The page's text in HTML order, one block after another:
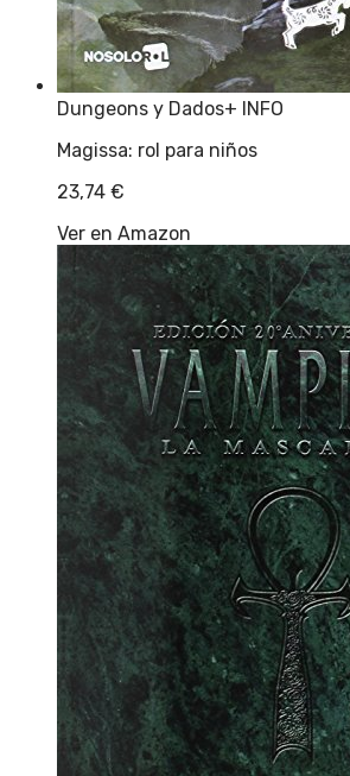
Dungeons y Dados+ INFO
Magissa: rol para niños
23,74 €
Ver en Amazon